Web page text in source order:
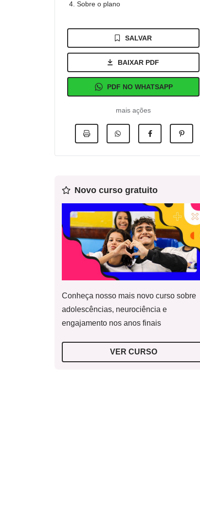
Sobre o plano
SALVAR
BAIXAR PDF
PDF NO WHATSAPP
mais ações
Novo curso gratuito
Conheça nosso mais novo curso sobre
adolescências, neurociência e
engajamento nos anos finais
VER CURSO